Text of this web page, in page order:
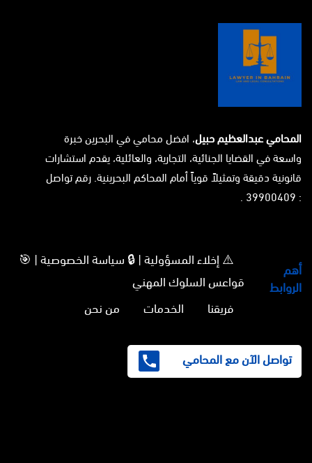
المحامي عبدالعظيم حبيل، افضل محامي في البحرين خبرة
واسعة في القضايا الجنائية، التجارية، والعائلية، يقدم استشارات
قانونية دقيقة وتمثيلاً قوياً أمام المحاكم البحرينية. رقم تواصل
: 39900409 .
أهم
الروابط
⚠️ إخلاء المسؤولية | 🔒 سياسة الخصوصية | 🎯
قواعس السلوك المهني
فريقنا
الخدمات من نحن
تواصل الآن مع المحامي